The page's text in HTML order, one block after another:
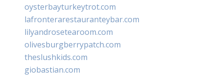
oysterbayturkeytrot.com
lafronterarestauranteybar.com
lilyandrosetearoom.com
olivesburgberrypatch.com
theslushkids.com
giobastian.com